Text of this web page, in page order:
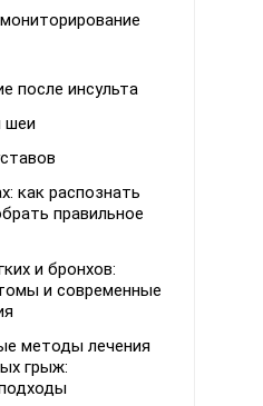
после инсульта
шеи
как распознать
правильное
и бронхов:
и современные
методы лечения
грыж: